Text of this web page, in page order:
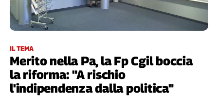
Italia
Internazionale
Categorie
Filcams
Filctem
IL TEMA
Merito nella Pa, la Fp Cgil boccia
la riforma: "A rischio
l'indipendenza dalla politica"